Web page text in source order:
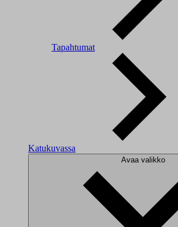
Tapahtumat
Katukuvassa
Avaa valikko